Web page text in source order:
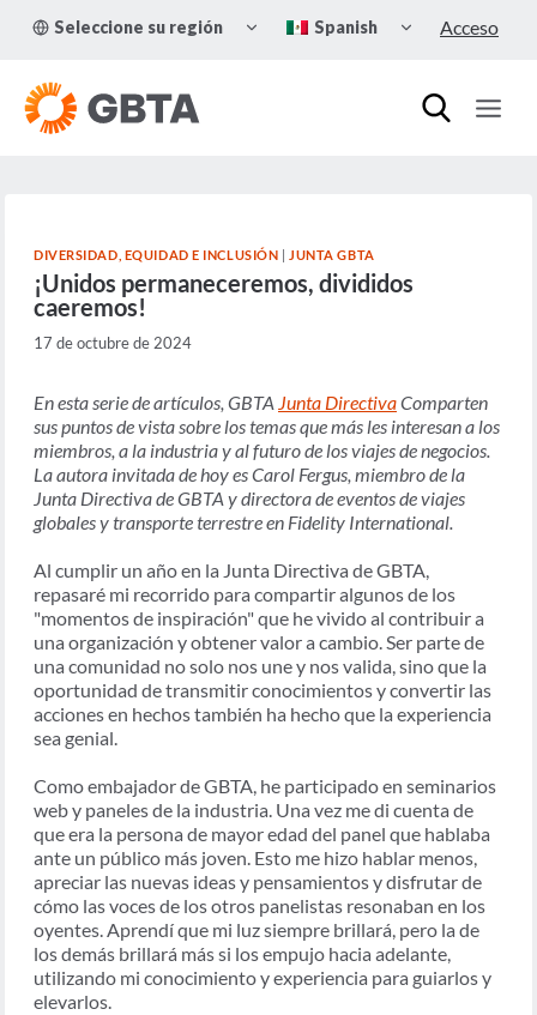
Seleccione su región
TOGGLE
CHILD
Spanish
CHILDAcceso
DIVERSIDAD, EQUIDAD E INCLUSIÓN | JUNTA GBTA
¡Unidos permaneceremos, divididos
caeremos!
17 de octubre de 2024
En esta serie de artículos, GBTA Junta DirectivaComparten
sus puntos de vista sobre los temas que más les interesan a los
miembros, a la industria y al futuro de los viajes de negocios.
La autora invitada de hoy es Carol Fergus, miembro de la
Junta Directiva de GBTA y directora de eventos de viajes
globales y transporte terrestre en Fidelity International.
Al cumplir un año en la Junta Directiva de GBTA,
repasaré mi recorrido para compartir algunos de los
"momentos de inspiración" que he vivido al contribuir a
una organización y obtener valor a cambio. Ser parte de
una comunidad no solo nos une y nos valida, sino que la
oportunidad de transmitir conocimientos y convertir las
acciones en hechos también ha hecho que la experiencia
sea genial.
Como embajador de GBTA, he participado en seminarios
web y paneles de la industria. Una vez me di cuenta de
que era la persona de mayor edad del panel que hablaba
ante un público más joven. Esto me hizo hablar menos,
apreciar las nuevas ideas y pensamientos y disfrutar de
cómo las voces de los otros panelistas resonaban en los
oyentes. Aprendí que mi luz siempre brillará, pero la de
los demás brillará más si los empujo hacia adelante,
utilizando mi conocimiento y experiencia para guiarlos y
elevarlos.